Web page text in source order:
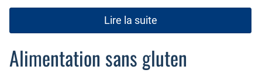
Lire la suite
Alimentation sans gluten